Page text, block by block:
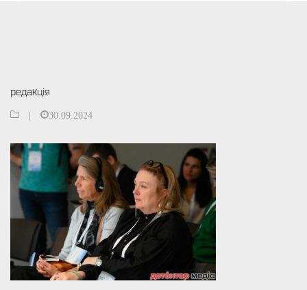
редакція
30.09.2024